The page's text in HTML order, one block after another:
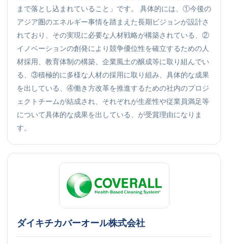
まで落とし込まれていること」です。 具体的には、①今後の
アジア圏のエネルギー事情を踏まえた長期ビジョンが設計さ
れており、その実現に必要な人材戦略が構築されている、②
イノベーションの創発により競争優位性を確立するための人
材採用、教育体制の構築、企業風土の醸成等に取り組んでい
る、③積極的に多様な人材の採用に取り組み、具体的な成果
を出している、④働き方改革を推進するための社内のプロジ
ェクトチームが結成され、それぞれが生産性や従業員満足等
について具体的な成果を出している、が受賞理由になりま
す。
ダイキチカバーオール株式会社